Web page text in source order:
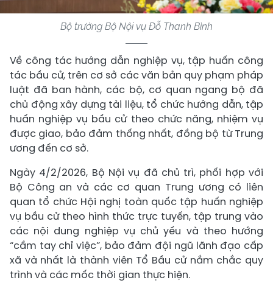
Bộ trưởng Bộ Nội vụ Đỗ Thanh Bình
Về công tác hướng dẫn nghiệp vụ, tập huấn công
tác bầu cử, trên cơ sở các văn bản quy phạm pháp
luật đã ban hành, các bộ, cơ quan ngang bộ đã
chủ động xây dựng tài liệu, tổ chức hướng dẫn, tập
huấn nghiệp vụ bầu cử theo chức năng, nhiệm vụ
được giao, bảo đảm thống nhất, đồng bộ từ Trung
ương đến cơ sở.
Ngày 4/2/2026, Bộ Nội vụ đã chủ trì, phối hợp với
Bộ Công an và các cơ quan Trung ương có liên
quan tổ chức Hội nghị toàn quốc tập huấn nghiệp
vụ bầu cử theo hình thức trực tuyến, tập trung vào
các nội dung nghiệp vụ chủ yếu và theo hướng
“cầm tay chỉ việc”, bảo đảm đội ngũ lãnh đạo cấp
xã và nhất là thành viên Tổ Bầu cử nắm chắc quy
trình và các mốc thời gian thực hiện.